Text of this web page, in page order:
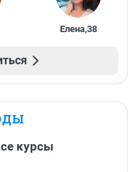
Елена,38
курсы